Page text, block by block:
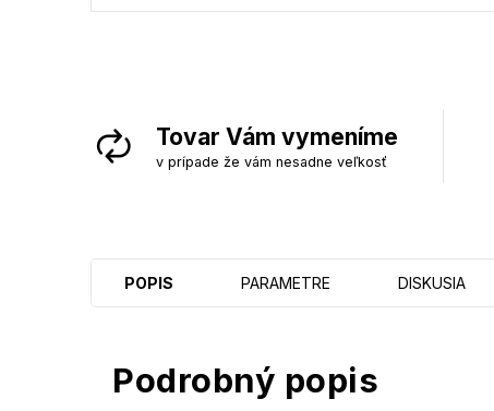
Tovar Vám vymeníme
v prípade že vám nesadne veľkosť
POPIS PARAMETRE DISKUSIA
Podrobný popis